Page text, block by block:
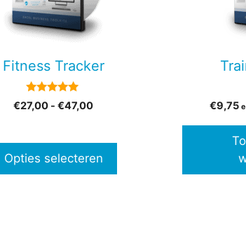
Fitness Tracker
5.00
van 5
€27,00 - €47,00Prijsklasse:
Opties selecteren
€9,75